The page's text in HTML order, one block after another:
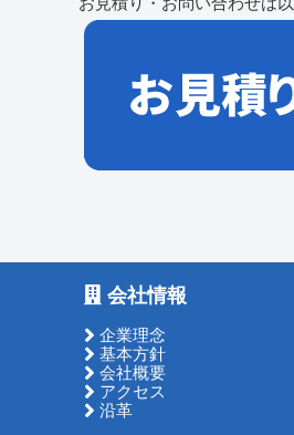
お見積り・お問い合わせは
会社情報
企業理念
基本方針
会社概要
アクセス
沿革